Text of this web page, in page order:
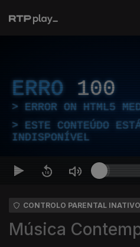
ERRO 100
ERROR ON HTML5
ESTE CONTEÚDO
INDISPONÍVEL
CONTROLO PARENTAL INATIVO
Música